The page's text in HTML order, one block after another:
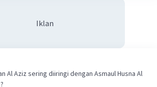
Iklan
Al Aziz sering diiringi dengan Asmaul Husna Al